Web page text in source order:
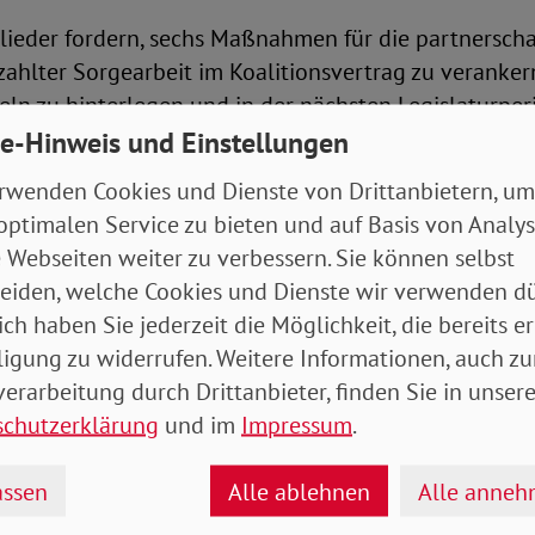
fordern, sechs Maßnahmen für die
Sorgearbeit im Koalitionsvertrag zu
zu hinterlegen und in der nächsten
für Väter bzw. zweite Elternteile nach der
Ausgestaltung des Elterngeldes
für informelle Pflege
Lohnsteuerklasse V und Individualbesteuerung
haushaltsnaher Dienstleistungen
für geschlechtergerechte
der Gleichstellung der Geschlechter ist
von Wirtschaft und Gesellschaft – und angesichts
Hinweis und Einstellungen
Cookies und Dienste von Drittanbietern,
Service zu bieten und auf Basis von
Webseiten weiter zu verbessern. Sie können selbst
welche Cookies und Dienste wir verwenden
haben Sie jederzeit die Möglichkeit, die bereits
zu widerrufen. Weitere Informationen, auch
durch Drittanbieter, finden Sie in
und im Impressum.
Alle ablehnen Alle